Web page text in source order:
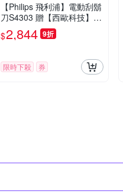
【Philips 飛利浦】電動刮鬍
刀S4303 贈【西歐科技】藍
光噴霧無線消毒槍CME-SK8
00
$2,844 9折
限時下殺 券